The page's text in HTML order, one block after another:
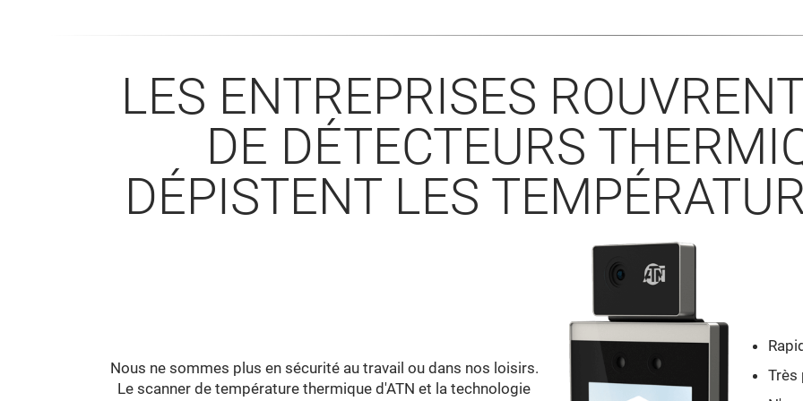
LES ENTREPRISES
DE DÉTECTEURS
DÉPISTENT LES
Nous ne sommes plus en sécurité au travail ou dans nos loisirs.
Le scanner de température thermique d'ATN et la technologie
Très